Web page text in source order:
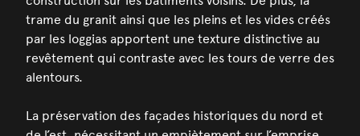
trame du granit ainsi que les pleins et les vides créés
par les loggias apportent une texture distinctive au
revêtement qui contraste avec les tours de verre des
alentours.
La préservation des façades historiques du nord et